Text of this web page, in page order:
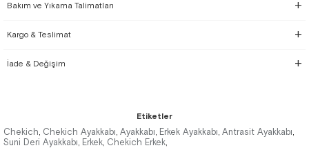
Bakım ve Yıkama Talimatları
Kargo & Teslimat
İade & Değişim
Etiketler
Chekich, Chekich Ayakkabı, Ayakkabı, Erkek Ayakkabı, Antrasit Ayakkabı,
Suni Deri Ayakkabı, Erkek, Chekich Erkek,